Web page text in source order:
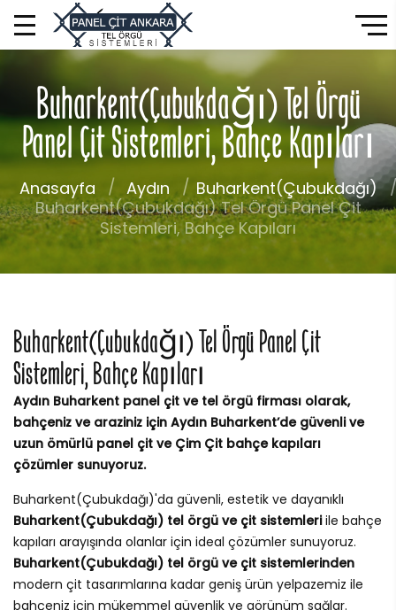
Buharkent(Çubukdağı) Tel Örgü
Panel Çit Sistemleri, Bahçe Kapıları
Anasayfa Aydın
Buharkent(Çubukdağı)
Buharkent(Çubukdağı) Tel Örgü Panel Çit
Sistemleri, Bahçe Kapıları
Buharkent(Çubukdağı) Tel Örgü Panel Çit
Sistemleri, Bahçe Kapıları
Aydın Buharkent panel çit ve tel örgü firması olarak,
bahçeniz ve araziniz için Aydın Buharkent’de güvenli ve
uzun ömürlü panel çit ve Çim Çit bahçe kapıları
çözümler sunuyoruz.
Buharkent(Çubukdağı)'da güvenli, estetik ve dayanıklı
Buharkent(Çubukdağı) tel örgü ve çit sistemleriile bahçe
kapıları arayışında olanlar için ideal çözümler sunuyoruz.
Buharkent(Çubukdağı) tel örgü ve çit sistemlerinden
modern çit tasarımlarına kadar geniş ürün yelpazemiz ile
bahçeniz için mükemmel güvenlik ve görünüm sağlar.